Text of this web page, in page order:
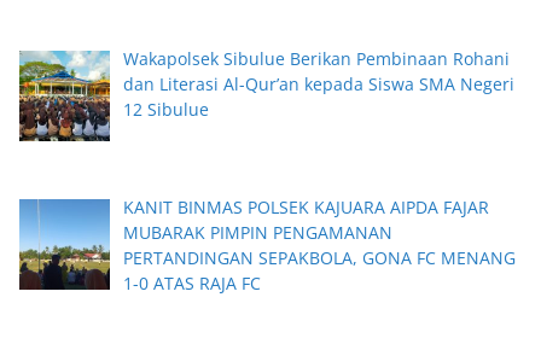
Wakapolsek Sibulue Berikan Pembinaan Rohani
dan Literasi Al-Qur’an kepada Siswa SMA Negeri
12 Sibulue
KANIT BINMAS POLSEK KAJUARA AIPDA FAJAR
MUBARAK PIMPIN PENGAMANAN
PERTANDINGAN SEPAKBOLA, GONA FC MENANG
1-0 ATAS RAJA FC